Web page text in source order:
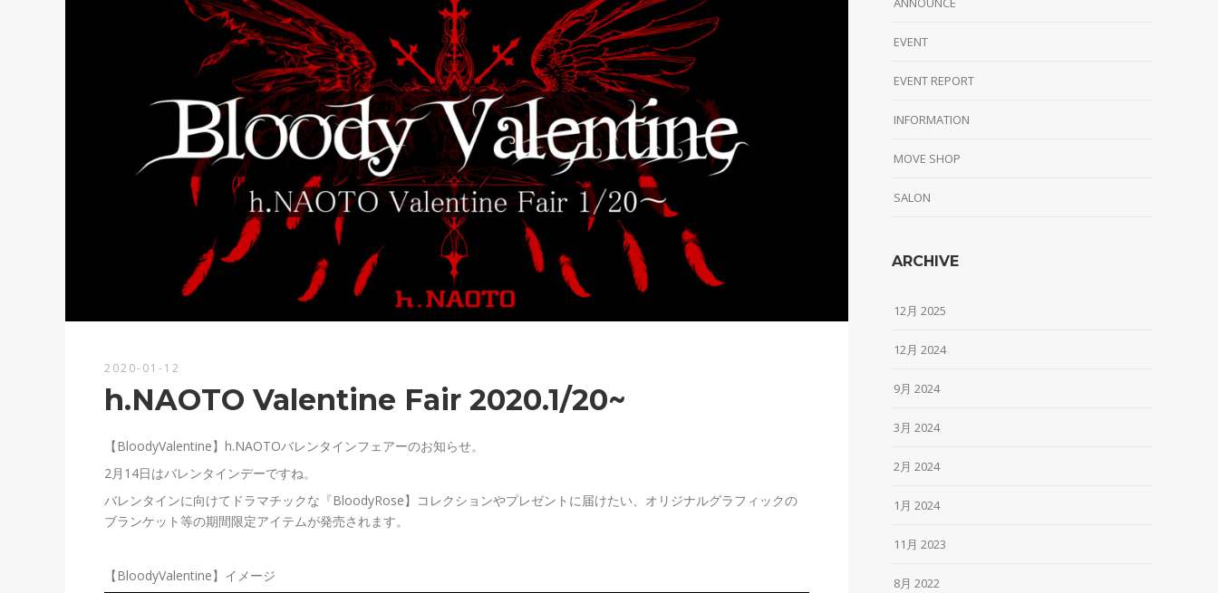
2020-01-12
h.NAOTO Valentine Fair 2020.1/20~
【BloodyValentine】h.NAOTOバレンタインフェアーのお知らせ。
2月14日はバレンタインデーですね。
バレンタインに向けてドラマチックな『BloodyRose】コレクションやプレゼントに届けたい、オリジナルグラフィックの
ブランケット等の期間限定アイテムが発売されます。
【BloodyValentine】イメージ
EVENT
EVENT REPORT
INFORMATION
MOVE SHOP
SALON
ARCHIVE
12月 2025
12月 2024
9月 2024
3月 2024
2月 2024
1月 2024
11月 2023
8月 2022